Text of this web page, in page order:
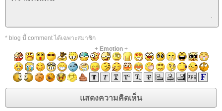
* blog นี้ comment ได้เฉพาะสมาชิก
+ Emotion+